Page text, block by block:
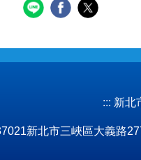
::: 新北
新北市三峽區大義路